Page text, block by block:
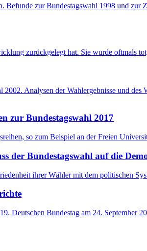
zur Bundestagswahl 1998 und zur
zurückgelegt hat. Sie wurde oftmals
Analysen der Wahlergebnisse und
zur Bundestagswahl 2017
so zum Beispiel an der Freien
der Bundestagswahl auf die
ihrer Wähler mit dem politischen
Deutschen Bundestag am 24. September